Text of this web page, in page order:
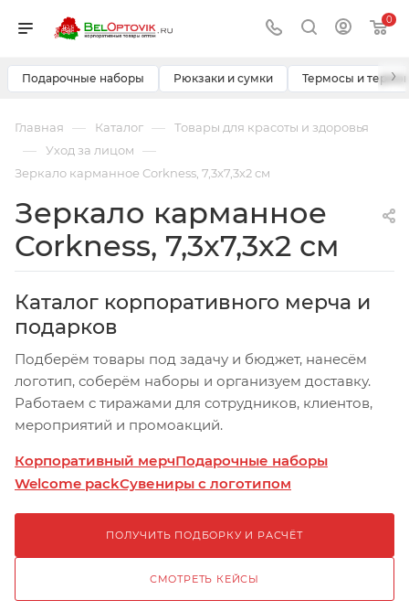
0
Подарочные наборы Рюкзаки и сумки Термосы и ›
Главная — Каталог — Товары для красоты и здоровья
— Уход за лицом —
Зеркало карманное Corkness, 7,3x7,3x2 см
Зеркало карманное
Corkness, 7,3x7,3x2 см
Каталог корпоративного мерча и
подарков
Подберём товары под задачу и бюджет, нанесём
логотип, соберём наборы и организуем доставку.
Работаем с тиражами для сотрудников, клиентов,
мероприятий и промоакций.
Корпоративный мерчПодарочные наборы
Welcome packСувениры с логотипом
ПОЛУЧИТЬ ПОДБОРКУ И РАСЧЁТ
СМОТРЕТЬ КЕЙСЫ